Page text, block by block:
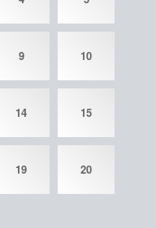
9 10
14 15
19 20